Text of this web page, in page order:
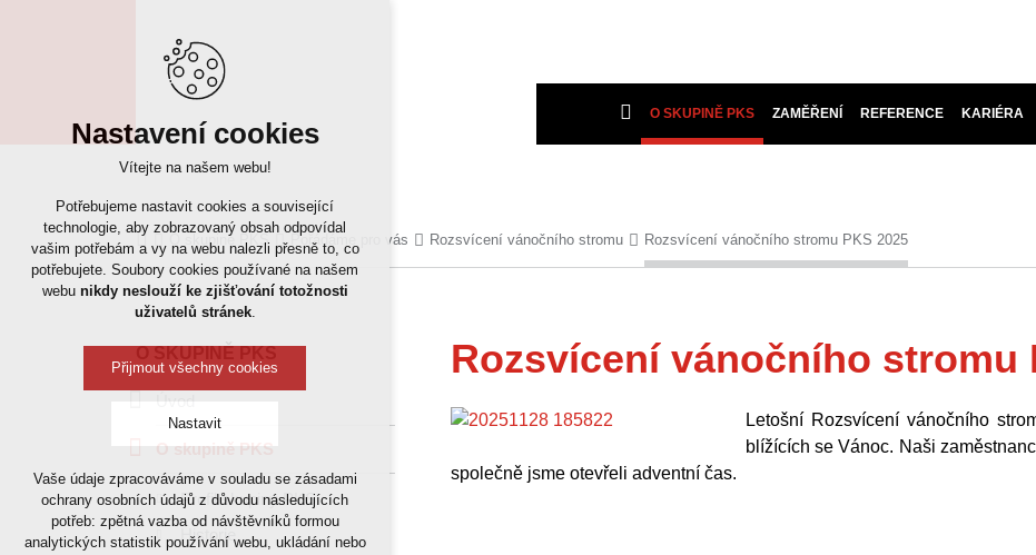
O SKUPINĚ PKS ZAMĚŘENÍ REFERENCE KARIÉRA
O skupině PKS Pořádáme pro vás Rozsvícení vánočního stromu Rozsvícení vánočního stromu PKS 2025
Rozsvícení vánočního stromu
Letošní Rozsvícení vánočního
blížících se Vánoc. Naši
společně jsme otevřeli adventní čas.
Úvod
O skupině PKS
Profil skupiny PKS
Historie
Nastavení cookies
Vítejte na našem webu!
Potřebujeme nastavit cookies a související
technologie, aby zobrazovaný obsah odpovídal
vašim potřebám a vy na webu nalezli přesně to, co
potřebujete. Soubory cookies používané na našem
webu nikdy neslouží ke zjišťování totožnosti
uživatelů stránek.
Přijmout všechny cookies
Nastavit
Technická cookies
nutná pro provozování webu
Vaše údaje zpracováváme v souladu se zásadami
ochrany osobních údajů z důvodu následujících
potřeb: zpětná vazba od návštěvníků formou
analytických statistik používání webu, ukládání nebo